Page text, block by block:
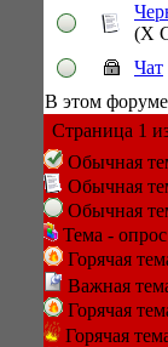
(X
Чат
В этом
Страница 1
Обычная
Обычная
Обычная
Тема - опрос
Горячая
Важная
Горячая
Горячая